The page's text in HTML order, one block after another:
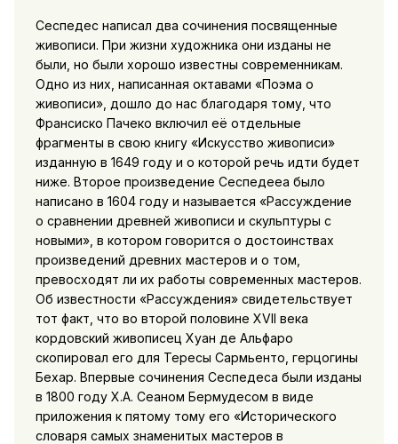
Сеспедес написал два сочинения посвященные
живописи. При жизни художника они изданы не
были, но были хорошо известны современникам.
Одно из них, написанная октавами «Поэма о
живописи», дошло до нас благодаря тому, что
Франсиско Пачеко включил её отдельные
фрагменты в свою книгу «Искусство живописи»
изданную в 1649 году и о которой речь идти будет
ниже. Второе произведение Сеспедееа было
написано в 1604 году и называется «Рассуждение
о сравнении древней живописи и скульптуры с
новыми», в котором говорится о достоинствах
произведений древних мастеров и о том,
превосходят ли их работы современных мастеров.
Об известности «Рассуждения» свидетельствует
тот факт, что во второй половине XVII века
кордовский живописец Хуан де Альфаро
скопировал его для Тересы Сармьенто, герцогины
Бехар. Впервые сочинения Сеспедеса были изданы
в 1800 году Х.А. Сеаном Бермудесом в виде
приложения к пятому тому его «Исторического
словаря самых знаменитых мастеров в